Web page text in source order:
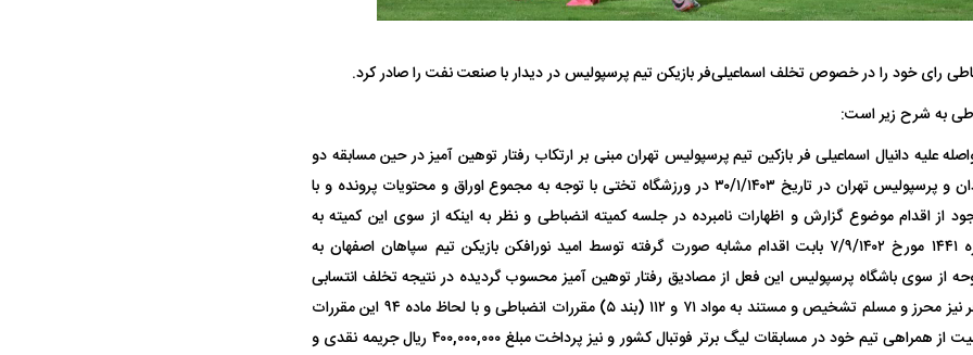
رای خود را در خصوص تخلف اسماعیلی‌فر بازیکن تیم پرسپولیس در دیدار با صنعت نفت را صادر کرد.
به شرح زیر است:
علیه دانیال اسماعیلی فر بازکین تیم پرسپولیس تهران مبنی بر ارتکاب رفتار توهین آمیز در حین مسابقه دو
تیم صنعت نفت آبادان و پرسپولیس تهران در تاریخ ۳۰/۱/۱۴۰۳ در ورزشگاه تختی با توجه به مجموع اوراق و محتویات پرونده و با
از اقدام موضوع گزارش و اظهارات نامبرده در جلسه کمیته انضباطی و نظر به اینکه از سوی این کمیته به
موجب دادنامه شماره ۱۴۴۱ مورخ ۷/۹/۱۴۰۲ بابت اقدام مشابه صورت گرفته توسط امید نورافکن بازیکن تیم سپاهان اصفهان به
از سوی باشگاه پرسپولیس این فعل از مصادیق رفتار توهین آمیز محسوب گردیده در نتیجه تخلف انتسابی
به دانیال اسماعیلی فر نیز محرز و مسلم تشخیص و مستند به مواد ۷۱ و ۱۱۲ (بند ۵) مقررات انضباطی و با لحاظ ماده ۹۴ این مقررات
به یک جلسه محرومیت از همراهی تیم خود در مسابقات لیگ برتر فوتبال کشور و نیز پرداخت مبلغ ۴۰۰,۰۰۰,۰۰۰ ریال جریمه نقدی و
فضاپیمای «استارشیپ» ایلان ماسک
چیست؟
حدید ۱۱۰؛ نسخه سریع‌تر، پنهان‌کارتر و
مرگبارتر پهپادهای ایرانی | پهپاد انتحاری
جدید ایران چیست؟
هواپیمای مرموز E-11A BACN چیست؟